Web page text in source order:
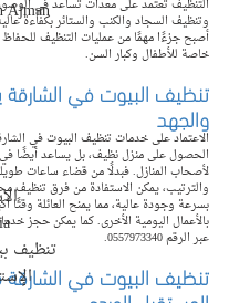
Ajman
تنظيف
التنظيف تعتمد على معدات تساعد في
وتنظيف السجاد والكنب والستائر بكفاءة
أصبح جزءًا مهمًا من عمليات التنظيف للحفاظ
خاصة للأطفال وكبار السن.
تنظيف البيوت في
والجهد
الاعتماد على خدمات تنظيف البيوت في
الحصول على منزل نظيف، بل يساعد أيضًا
لأصحاب المنازل. فبدلًا من قضاء ساعات
والترتيب، يمكن الاستفادة من فرق تنظيف
بسرعة وجودة عالية، مما يمنح العائلة وقتًا
بالأعمال اليومية الأخرى. كما يمكن حجز
عبر الرقم 0557973340.
تنظيف البيوت في